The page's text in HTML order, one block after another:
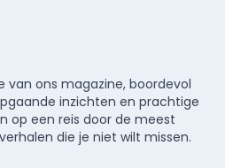
van ons magazine, boordevol
inzichten en prachtige
op een reis door de meest
die je niet wilt missen.